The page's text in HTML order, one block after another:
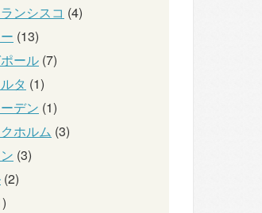
ンシスコ (4)
(13)
ール (7)
タ (1)
デン (1)
ホルム (3)
(3)
(2)